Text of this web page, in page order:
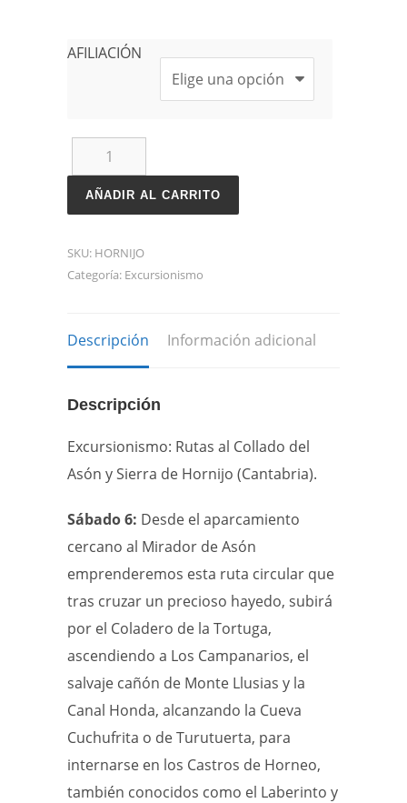
AFILIACIÓN
Excursionismo:
Collado
Asón
y
del
5-
7
septiembre
cantidad
AÑADIR AL CARRITO
SKU: HORNIJO
Categoría: Excursionismo
Descripción Información adicional
Descripción
Excursionismo: Rutas al Collado del
Asón y Sierra de Hornijo (Cantabria).
Sábado 6: Desde el aparcamiento
cercano al Mirador de Asón
emprenderemos esta ruta circular que
tras cruzar un precioso hayedo, subirá
por el Coladero de la Tortuga,
ascendiendo a Los Campanarios, el
salvaje cañón de Monte Llusias y la
Canal Honda, alcanzando la Cueva
Cuchufrita o de Turutuerta, para
internarse en los Castros de Horneo,
también conocidos como el Laberinto y